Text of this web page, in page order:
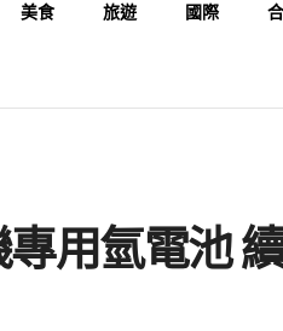
美食 旅遊 國際
用氫電池